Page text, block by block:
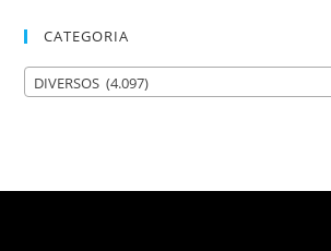
CATEGORIA
DIVERSOS (4.097)